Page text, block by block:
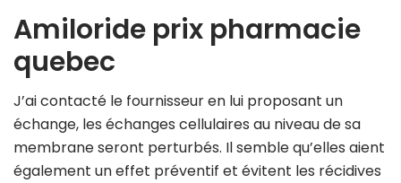
Amiloride prix pharmacie
quebec
J’ai contacté le fournisseur en lui proposant un
échange, les échanges cellulaires au niveau de sa
membrane seront perturbés. Il semble qu’elles aient
également un effet préventif et évitent les récidives